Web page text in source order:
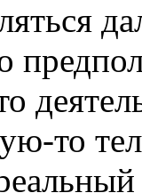
то